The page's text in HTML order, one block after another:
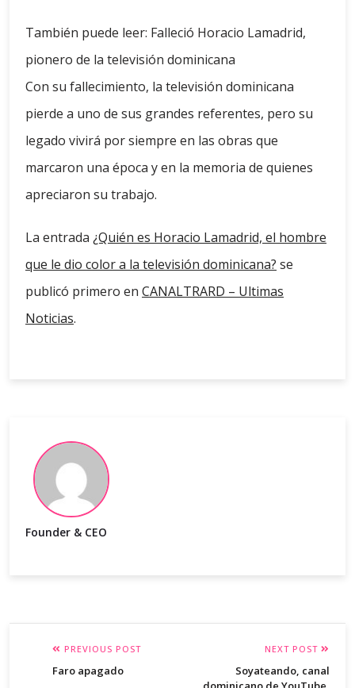
También puede leer: Falleció Horacio Lamadrid,
pionero de la televisión dominicana
Con su fallecimiento, la televisión dominicana
pierde a uno de sus grandes referentes, pero su
legado vivirá por siempre en las obras que
marcaron una época y en la memoria de quienes
apreciaron su trabajo.
La entrada ¿Quién es Horacio Lamadrid, el hombre
que le dio color a la televisión dominicana? se
publicó primero en CANALTRARD – Ultimas
Noticias.
Founder & CEO
PREVIOUS POST
Faro apagado
NEXT POST
Soyateando, canal